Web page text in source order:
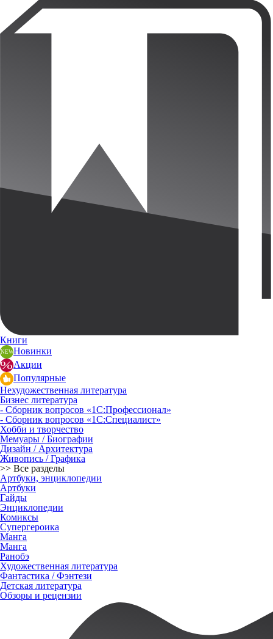
Книги
Новинки
Акции
Популярные
Нехудожественная литература
Бизнес литература
- Сборник вопросов «1С:Профессионал»
- Сборник вопросов «1С:Специалист»
Хобби и творчество
Мемуары / Биографии
Дизайн / Архитектура
Живопись / Графика
>> Все разделы
Артбуки, энциклопедии
Артбуки
Гайды
Энциклопедии
Комиксы
Супергероика
Манга
Манга
Ранобэ
Художественная литература
Фантастика / Фэнтези
Детская литература
Обзоры и рецензии